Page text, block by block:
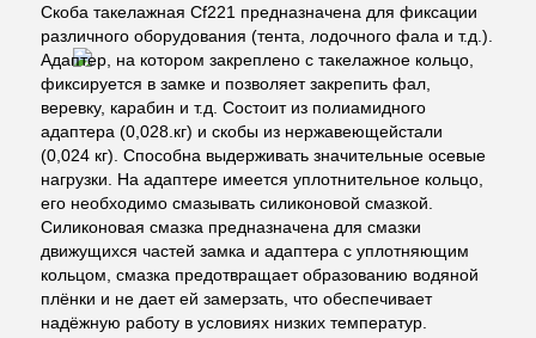
Скоба такелажная Cf221 предназначена для фиксации
различного оборудования (тента, лодочного фала и т.д.).
Адаптер, на котором закреплено с такелажное кольцо,
фиксируется в замке и позволяет закрепить фал,
веревку, карабин и т.д. Состоит из полиамидного
адаптера (0,028.кг) и скобы из нержавеющейстали
(0,024 кг). Способна выдерживать значительные осевые
нагрузки. На адаптере имеется уплотнительное кольцо,
его необходимо смазывать силиконовой смазкой.
Силиконовая смазка предназначена для смазки
движущихся частей замка и адаптера с уплотняющим
кольцом, смазка предотвращает образованию водяной
плёнки и не дает ей замерзать, что обеспечивает
надёжную работу в условиях низких температур.